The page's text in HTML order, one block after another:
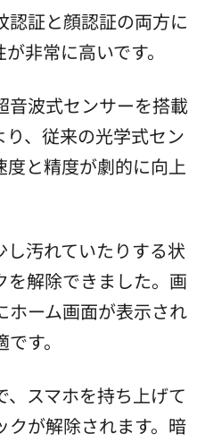
認証と顔認証の両方に
非常に高いです。
音波式センサーを搭載
り、従来の光学式セン
度と精度が劇的に向上
汚れていたりする状
を解除できました。画
ホーム画面が表示され
す。
スマホを持ち上げて
クが解除されます。暗